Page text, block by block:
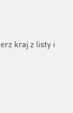
kraj z listy i